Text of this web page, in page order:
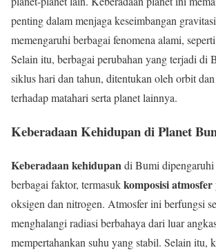
penting dalam menjaga keseimbangan
memengaruhi berbagai fenomena alami,
Selain itu, berbagai perubahan yang terjadi di
siklus hari dan tahun, ditentukan oleh orbit
terhadap matahari serta planet lainnya.
Keberadaan Kehidupan di Planet
Keberadaan kehidupandi Bumi
berbagai faktor, termasukkomposisi atmosfer
oksigen dan nitrogen. Atmosfer ini berfungsi
menghalangi radiasi berbahaya dari luar
mempertahankan suhu yang stabil. Selain itu,